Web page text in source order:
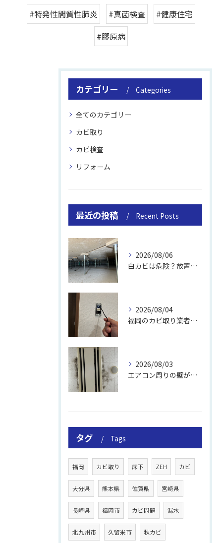
#特発性間質性肺炎 #真菌検査
#健康住宅
#膠原病
カテゴリー Categories
全てのカテゴリー
カビ取り
カビ検査
リフォーム
最近の投稿 Recent Posts
2026/08/06
白カビは危険？放置のリスクと取り方
2026/08/04
福岡のカビ取り業者おすすめの選び方と費用
2026/08/03
エアコン周りの壁が結露しやすい理由
タグ Tags
福岡 カビ取り 床下 ZEH カビ
大分県 熊本県 佐賀県 宮崎県
長崎県 福岡市 カビ問題 漏水
北九州市 久留米市 秋カビ